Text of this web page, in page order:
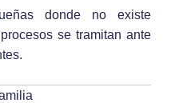
donde no existe
se tramitan ante